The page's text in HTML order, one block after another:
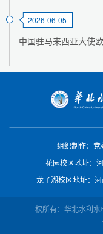
2026-06-05
中国驻马来西亚大使
组织制作：党
花园校区地址：
龙子湖校区地址：
权所有：华北水利